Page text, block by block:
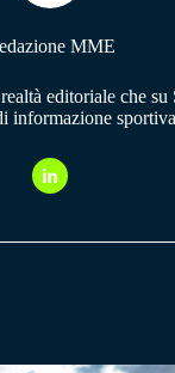
MME
editoriale che
informazione